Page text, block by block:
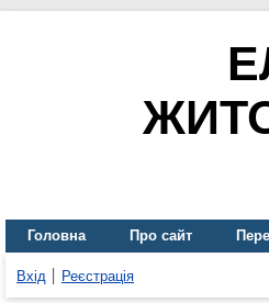
Головна Про сайт
Вхід Реєстрація